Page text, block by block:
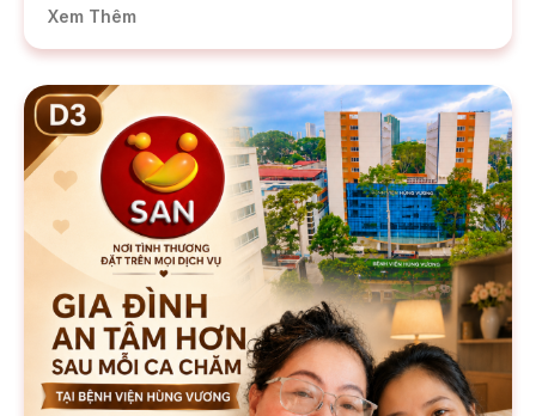
Xem Thêm